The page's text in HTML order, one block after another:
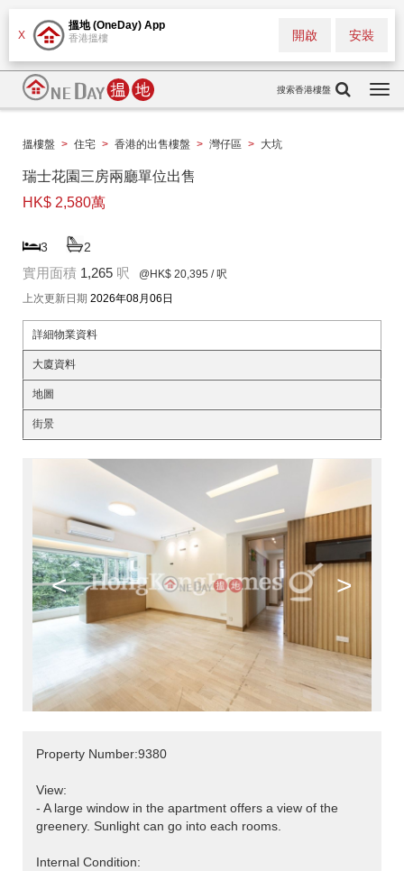
X
搵地 (OneDay) App
香港搵樓 安裝
開啟
搜索香港樓盤
搵樓盤 > 住宅 > 香港的出售樓盤 > 灣仔區 > 大坑
瑞士花園三房兩廳單位出售
HK$ 2,580萬
3 2
實用面積 1,265 呎 @HK$ 20,395 / 呎
上次更新日期 2026年08月06日
詳細物業資料
大廈資料
地圖
街景
< >
Property Number:9380
View:
- A large window in the apartment offers a view of the
greenery. Sunlight can go into each rooms.
Internal Condition: